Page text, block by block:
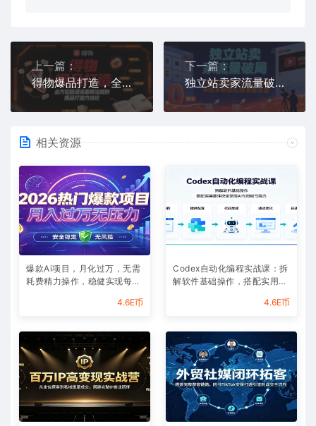
上一篇：
得物爆品打造，全方位梳理得物流量算法规则爆品打造规则
下一篇：
独立站卖家流量破局：从0到1掌握YouTube引流，手把手带你玩转油管流量
相关资源
爆款Ai项目，月化过万，无需
耗费精力操作，稳健实现每月
4.6E币
Codex自动化编程实战课：拆
解软件基础操作，搭配实用插
4.6E币